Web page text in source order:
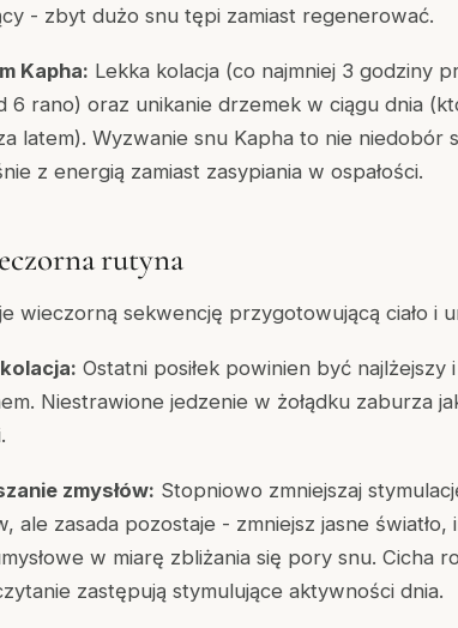
- zbyt dużo snu tępi zamiast regenerować.
Kapha: Lekka kolacja (co najmniej 3 godziny
6 rano) oraz unikanie drzemek w ciągu dnia
latem). Wyzwanie snu Kapha to nie niedobór
z energią zamiast zasypiania w ospałości.
rutyna
wieczorną sekwencję przygotowującą ciało i
Ostatni posiłek powinien być
Niestrawione jedzenie w żołądku zaburza
zmysłów: Stopniowo zmniejszaj
ale zasada pozostaje - zmniejsz jasne
w miarę zbliżania się pory snu. Cicha
zastępują stymulujące aktywności dnia.